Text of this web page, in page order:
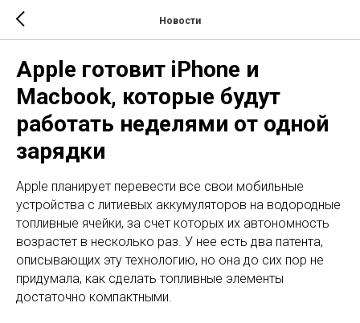
Новости
Apple готовит iPhone и
Macbook, которые будут
работать неделями от одной
зарядки
Apple планирует перевести все свои мобильные
устройства с литиевых аккумуляторов на водородные
топливные ячейки, за счет которых их автономность
возрастет в несколько раз. У нее есть два патента,
описывающих эту технологию, но она до сих пор не
придумала, как сделать топливные элементы
достаточно компактными.